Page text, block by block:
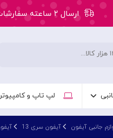
ارسال ۲ ساعته سفارشات تهران
لپ تاپ و کامپیوتر
جانبی آیفون آیفون سری 13 آیفون 13